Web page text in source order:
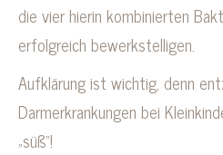
die vier hierin kombinierten
erfolgreich bewerkstelligen.
Aufklärung ist wichtig, denn
Darmerkrankungen bei
„süß“!